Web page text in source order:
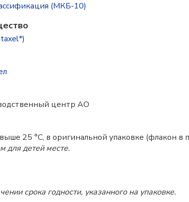
(МКБ-10)
центр АО
25 °C, в оригинальной упаковке (флакон в
для детей месте.
срока годности, указанного на упаковке.